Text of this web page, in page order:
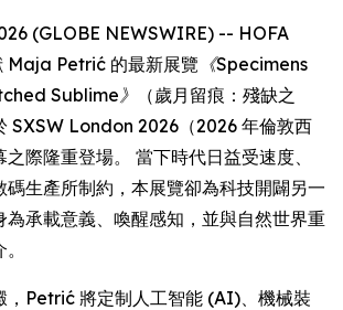
(GLOBE NEWSWIRE) -- HOFA
Maja Petrić 的最新展覽 《Specimens
Sublime》
（歲月留痕：殘缺之
SXSW London 2026（2026 年倫敦西
際隆重登場。 當下時代日益受速度、
碼生產所制約，本展覽卻為科技開闢另一
為承載意義、喚醒感知，並與自然世界重
，Petrić 將定制人工智能 (AI)、機械裝